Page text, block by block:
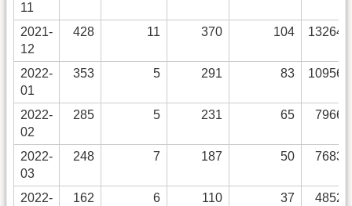
11
2021-
12
428 11 370 104 13264
2022-
01
353 5 291 83 10956
2022-
02
285 5 231 65 7966
2022-
03
248 7 187 50 7683
2022-
162 6 110 37 4852